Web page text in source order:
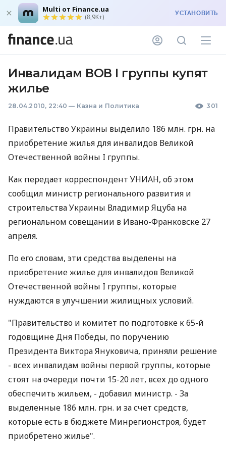
Multi от Finance.ua
(8,9K+) УСТАНОВИТЬ
Инвалидам ВОВ I группы купят
жилье
28.04.2010, 22:40 — Казна и Политика 301
Правительство Украины выделило 186 млн. грн. на
приобретение жилья для инвалидов Великой
Отечественной войны I группы.
Как передает корреспондент УНИАН, об этом
сообщил министр регионального развития и
строительства Украины Владимир Яцуба на
региональном совещании в Ивано-Франковске 27
апреля.
По его словам, эти средства выделены на
приобретение жилье для инвалидов Великой
Отечественной войны I группы, которые
нуждаются в улучшении жилищных условий.
"Правительство и комитет по подготовке к 65-й
годовщине Дня Победы, по поручению
Президента Виктора Януковича, приняли решение
- всех инвалидам войны первой группы, которые
стоят на очереди почти 15-20 лет, всех до одного
обеспечить жильем, - добавил министр. - За
выделенные 186 млн. грн. и за счет средств,
которые есть в бюджете Минрегионстроя, будет
приобретено жилье".